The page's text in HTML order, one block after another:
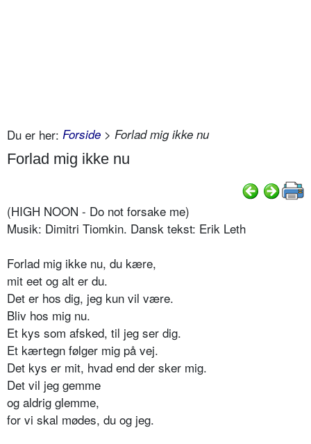
Du er her: Forside > Forlad mig ikke nu
Forlad mig ikke nu
(HIGH NOON - Do not forsake me)
Musik: Dimitri Tiomkin. Dansk tekst: Erik Leth
Forlad mig ikke nu, du kære,
mit eet og alt er du.
Det er hos dig, jeg kun vil være.
Bliv hos mig nu.
Et kys som afsked, til jeg ser dig.
Et kærtegn følger mig på vej.
Det kys er mit, hvad end der sker mig.
Det vil jeg gemme
og aldrig glemme,
for vi skal mødes, du og jeg.